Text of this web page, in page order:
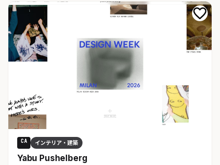
CA インテリア・建築
Yabu Pushelberg